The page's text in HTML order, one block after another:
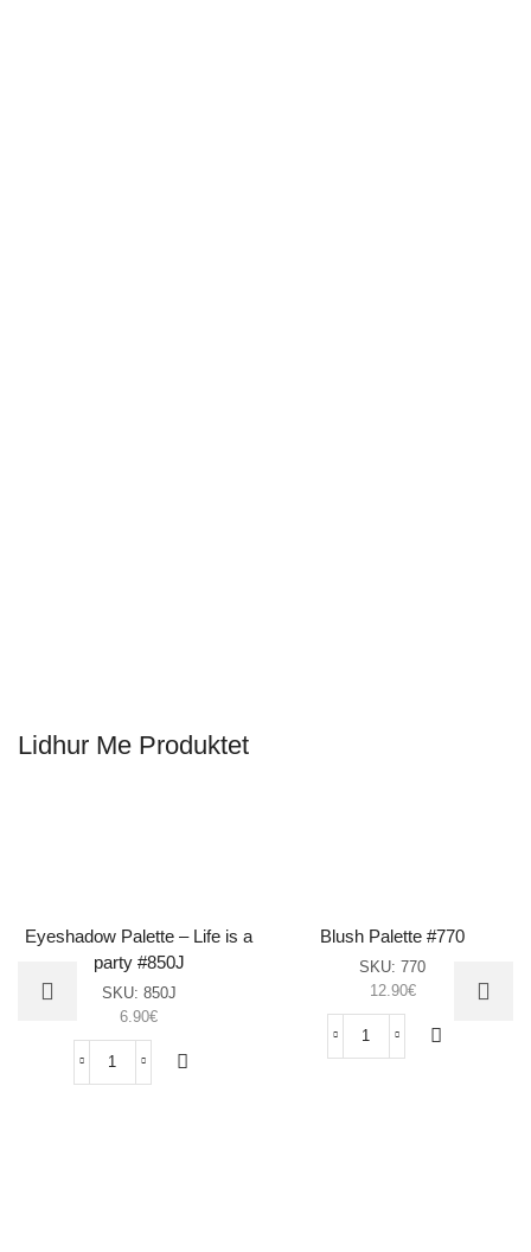
Lidhur Me Produktet
Eyeshadow Palette – Life is a
party #850J
SKU: 850J
6.90€
Eyeshadow
Blush Palette #770
SKU: 770
12.90€
Blush